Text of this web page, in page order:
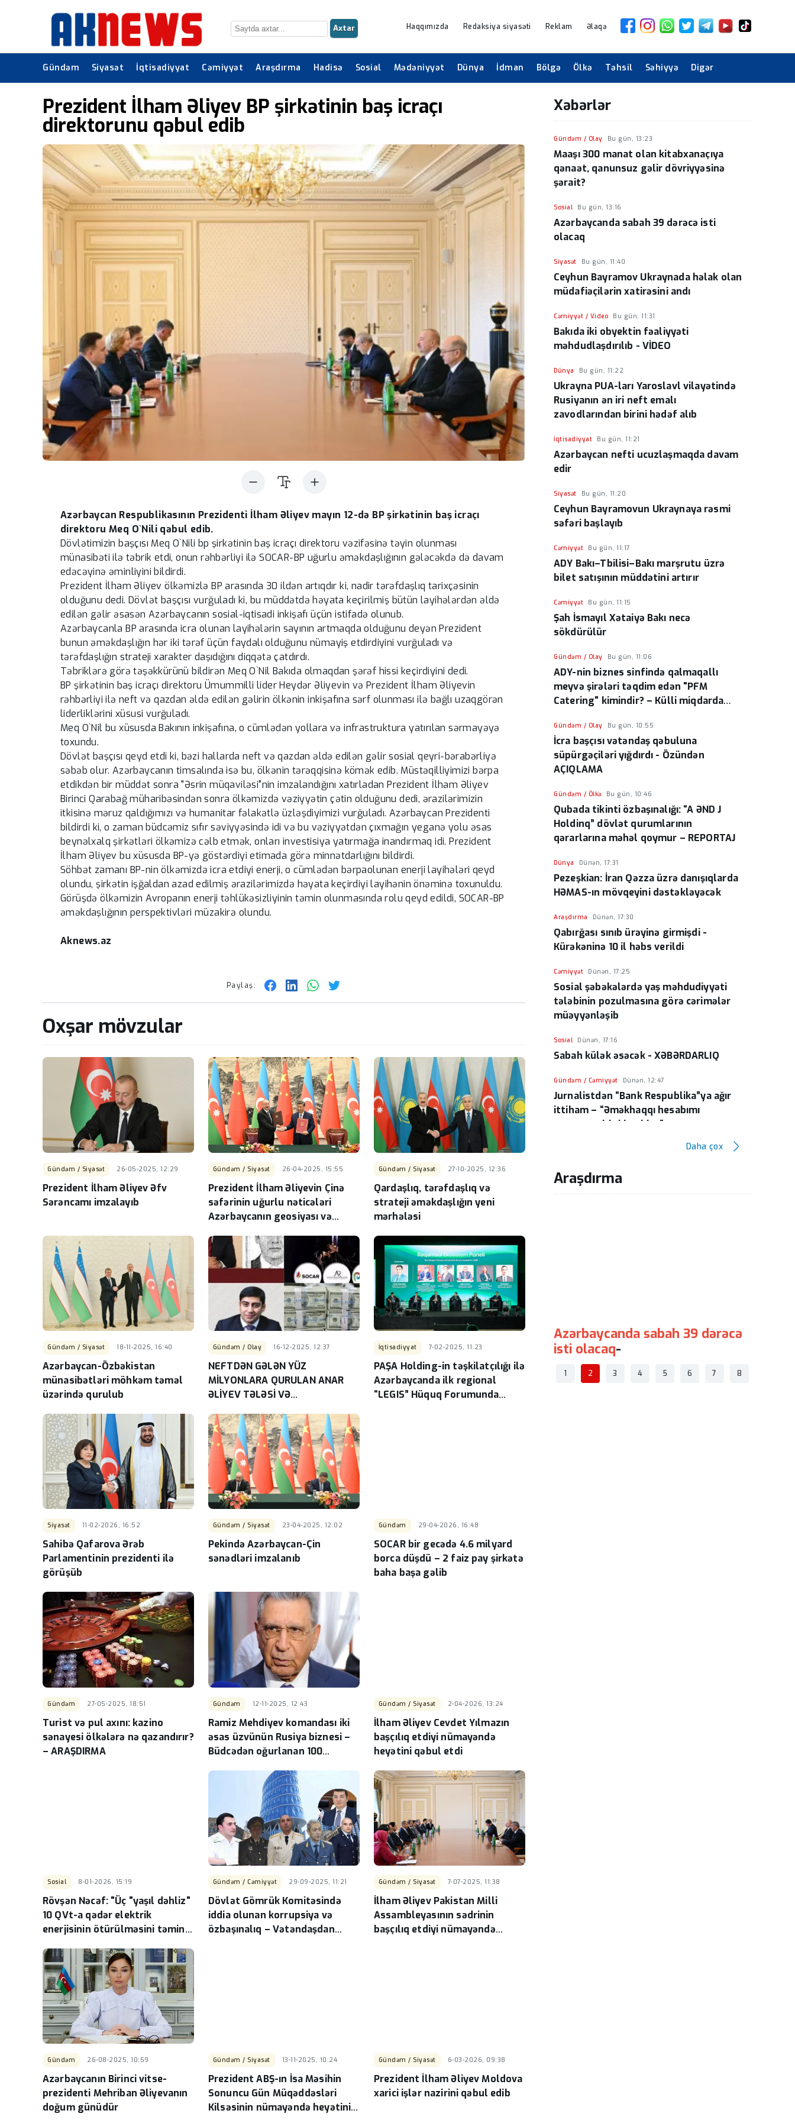
Axtar Haqqımızda Redaksiya siyasəti Reklam Əlaqə
Gündəm Siyasət İqtisadiyyat Cəmiyyət Araşdırma Hadisə Sosial Mədəniyyət Dünya İdman Bölgə Ölkə Təhsil Səhiyyə Digər
Prezident İlham Əliyev BP şirkətinin baş icraçı
direktorunu qəbul edib
Azərbaycan Respublikasının Prezidenti İlham Əliyev mayın 12-də BP şirkətinin baş icraçı
direktoru Meq O`Nili qəbul edib.
Dövlətimizin başçısı Meq O`Nili bp şirkətinin baş icraçı direktoru vəzifəsinə təyin olunması
münasibəti ilə təbrik etdi, onun rəhbərliyi ilə SOCAR-BP uğurlu əməkdaşlığının gələcəkdə də davam
edəcəyinə əminliyini bildirdi.
Prezident İlham Əliyev ölkəmizlə BP arasında 30 ildən artıqdır ki, nadir tərəfdaşlıq tarixçəsinin
olduğunu dedi. Dövlət başçısı vurğuladı ki, bu müddətdə həyata keçirilmiş bütün layihələrdən əldə
edilən gəlir əsasən Azərbaycanın sosial-iqtisadi inkişafı üçün istifadə olunub.
Azərbaycanla BP arasında icra olunan layihələrin sayının artmaqda olduğunu deyən Prezident
bunun əməkdaşlığın hər iki tərəf üçün faydalı olduğunu nümayiş etdirdiyini vurğuladı və
tərəfdaşlığın strateji xarakter daşıdığını diqqətə çatdırdı.
Təbriklərə görə təşəkkürünü bildirən Meq O`Nil Bakıda olmaqdan şərəf hissi keçirdiyini dedi.
BP şirkətinin baş icraçı direktoru Ümummilli lider Heydər Əliyevin və Prezident İlham Əliyevin
rəhbərliyi ilə neft və qazdan əldə edilən gəlirin ölkənin inkişafına sərf olunması ilə bağlı uzaqgörən
liderliklərini xüsusi vurğuladı.
Meq O`Nil bu xüsusda Bakının inkişafına, o cümlədən yollara və infrastruktura yatırılan sərmayəyə
toxundu.
Dövlət başçısı qeyd etdi ki, bəzi hallarda neft və qazdan əldə edilən gəlir sosial qeyri-bərabərliyə
səbəb olur. Azərbaycanın timsalında isə bu, ölkənin tərəqqisinə kömək edib. Müstəqilliyimizi bərpa
etdikdən bir müddət sonra "Əsrin müqaviləsi"nin imzalandığını xatırladan Prezident İlham Əliyev
Birinci Qarabağ müharibəsindən sonra ölkəmizdə vəziyyətin çətin olduğunu dedi, ərazilərimizin
itkisinə məruz qaldığımızı və humanitar fəlakətlə üzləşdiyimizi vurğuladı. Azərbaycan Prezidenti
bildirdi ki, o zaman büdcəmiz sıfır səviyyəsində idi və bu vəziyyətdən çıxmağın yeganə yolu əsas
beynəlxalq şirkətləri ölkəmizə cəlb etmək, onları investisiya yatırmağa inandırmaq idi. Prezident
İlham Əliyev bu xüsusda BP-yə göstərdiyi etimada görə minnətdarlığını bildirdi.
Söhbət zamanı BP-nin ölkəmizdə icra etdiyi enerji, o cümlədən bərpaolunan enerji layihələri qeyd
olundu, şirkətin işğaldan azad edilmiş ərazilərimizdə həyata keçirdiyi layihənin önəminə toxunuldu.
Görüşdə ölkəmizin Avropanın enerji təhlükəsizliyinin təmin olunmasında rolu qeyd edildi, SOCAR-BP
əməkdaşlığının perspektivləri müzakirə olundu.
Aknews.az
Paylaş:
Oxşar mövzular
Gündəm / Siyasət 26-05-2025, 12:29
Prezident İlham Əliyev Əfv
Sərəncamı imzalayıb
Gündəm / Siyasət 26-04-2025, 15:55
Prezident İlham Əliyevin Çinə
səfərinin uğurlu nəticələri
Azərbaycanın geosiyası və
da güclənməsinə təkan verəcək
Gündəm / Siyasət 27-10-2025, 12:36
Qardaşlıq, tərəfdaşlıq və
strateji əməkdaşlığın yeni
mərhələsi
Gündəm / Siyasət 18-11-2025, 16:40
Azərbaycan-Özbəkistan
münasibətləri möhkəm təməl
üzərində qurulub
Gündəm / Olay 16-12-2025, 12:37
NEFTDƏN GƏLƏN YÜZ
MİLYONLARA QURULAN ANAR
ƏLİYEV TƏLƏSİ VƏ
DETALLAR
İqtisadiyyat 7-02-2025, 11:23
PAŞA Holding-in təşkilatçılığı ilə
Azərbaycanda ilk regional
“LEGIS” Hüquq Forumunda
Siyasət 11-02-2026, 16:52
Sahibə Qafarova Ərəb
Parlamentinin prezidenti ilə
görüşüb
Gündəm / Siyasət 23-04-2025, 12:02
Pekində Azərbaycan-Çin
sənədləri imzalanıb
Gündəm 29-04-2026, 16:48
SOCAR bir gecədə 4.6 milyard
borca düşdü – 2 faiz pay şirkətə
baha başa gəlib
Gündəm 27-05-2025, 18:51
Turist və pul axını: kazino
sənayesi ölkələrə nə qazandırır?
– ARAŞDIRMA
Gündəm 12-11-2025, 12:43
Ramiz Mehdiyev komandası iki
əsas üzvünün Rusiya biznesi –
Büdcədən oğurlanan 100
təminatı imiş
Gündəm / Siyasət 2-04-2026, 13:24
İlham Əliyev Cevdet Yılmazın
başçılıq etdiyi nümayəndə
heyətini qəbul etdi
Sosial 8-01-2026, 15:19
Rövşən Nəcəf: "Üç "yaşıl dəhliz"
10 QVt-a qədər elektrik
enerjisinin ötürülməsini təmin
Gündəm / Cəmiyyət 29-09-2025, 11:21
Dövlət Gömrük Komitəsində
iddia olunan korrupsiya və
özbaşınalıq – Vətəndaşdan
Gündəm / Siyasət 7-07-2025, 11:38
İlham Əliyev Pakistan Milli
Assambleyasının sədrinin
başçılıq etdiyi nümayəndə
Gündəm 26-08-2025, 10:59
Azərbaycanın Birinci vitse-
prezidenti Mehriban Əliyevanın
doğum günüdür
Gündəm / Siyasət 13-11-2025, 10:24
Prezident ABŞ-ın İsa Məsihin
Sonuncu Gün Müqəddəsləri
Kilsəsinin nümayəndə heyətini
Gündəm / Siyasət 6-03-2026, 09:38
Prezident İlham Əliyev Moldova
xarici işlər nazirini qəbul edib
Xəbərlər
Gündəm / Olay Bu gün, 13:23
Maaşı 300 manat olan kitabxanaçıya
qənaət, qanunsuz gəlir dövriyyəsinə
şərait?
Sosial Bu gün, 13:16
Azərbaycanda sabah 39 dərəcə isti
olacaq
Siyasət Bu gün, 11:40
Ceyhun Bayramov Ukraynada həlak olan
müdafiəçilərin xatirəsini andı
Cəmiyyət / Video Bu gün, 11:31
Bakıda iki obyektin fəaliyyəti
məhdudlaşdırılıb - VİDEO
Dünya Bu gün, 11:22
Ukrayna PUA-ları Yaroslavl vilayətində
Rusiyanın ən iri neft emalı
zavodlarından birini hədəf alıb
İqtisadiyyat Bu gün, 11:21
Azərbaycan nefti ucuzlaşmaqda davam
edir
Siyasət Bu gün, 11:20
Ceyhun Bayramovun Ukraynaya rəsmi
səfəri başlayıb
Cəmiyyət Bu gün, 11:17
ADY Bakı–Tbilisi–Bakı marşrutu üzrə
bilet satışının müddətini artırır
Cəmiyyət Bu gün, 11:15
Şah İsmayıl Xətaiyə Bakı necə
sökdürülür
Gündəm / Olay Bu gün, 11:06
ADY-nin biznes sinfində qalmaqallı
meyvə şirələri təqdim edən "PFM
Catering" kimindir? – Külli miqdarda
Gündəm / Olay Bu gün, 10:55
İcra başçısı vətəndaş qəbuluna
süpürgəçiləri yığdırdı - Özündən
AÇIQLAMA
Gündəm / Ölkə Bu gün, 10:46
Qubada tikinti özbaşınalığı: “A ƏND J
Holdinq” dövlət qurumlarının
qərarlarına məhəl qoymur – REPORTAJ
Dünya Dünən, 17:31
Pezeşkian: İran Qəzza üzrə danışıqlarda
HƏMAS-ın mövqeyini dəstəkləyəcək
Araşdırma Dünən, 17:30
Qabırğası sınıb ürəyinə girmişdi -
Kürəkəninə 10 il həbs verildi
Cəmiyyət Dünən, 17:25
Sosial şəbəkələrdə yaş məhdudiyyəti
tələbinin pozulmasına görə cərimələr
müəyyənləşib
Sosial Dünən, 17:16
Sabah külək əsəcək - XƏBƏRDARLIQ
Gündəm / Cəmiyyət Dünən, 12:47
Jurnalistdən “Bank Respublika”ya ağır
ittiham – “Əməkhaqqı hesabımı
qanunsuz bloklayıblar”
maliyyələşəcəyi məlum olub
Daha çox
Araşdırma
ADY Bakı–Tbilisi–Bakı marşrutu
üzrə bilet satışının müddətini
artırır
Maaşı 300 manat olan
kitabxanaçıya qənaət, qanunsuz
gəlir dövriyyəsinə şərait?-
Azərbaycanda sabah 39 dərəcə
isti olacaq-
1 2 3 4 5 6 7 8